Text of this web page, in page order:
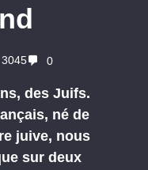
3045 0
des Juifs.
né de
juive, nous
sur deux